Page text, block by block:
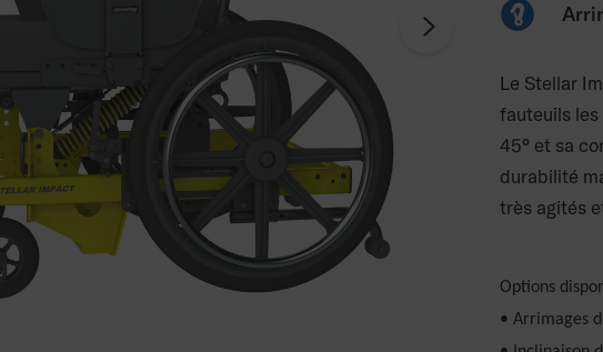
Le Stellar
fauteuils les
45° et sa
durabilité
très agités
Options
• Arrimages